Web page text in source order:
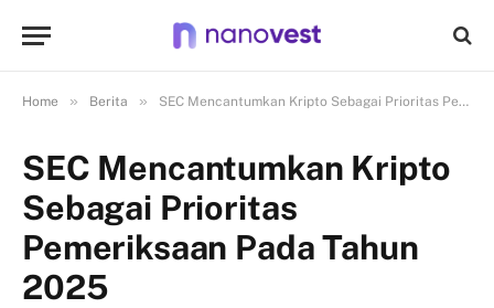
Home » Berita » SEC Mencantumkan Kripto Sebagai Prioritas Pemeriksaan Pada Tahun 2025
SEC Mencantumkan Kripto
Sebagai Prioritas
Pemeriksaan Pada Tahun
2025